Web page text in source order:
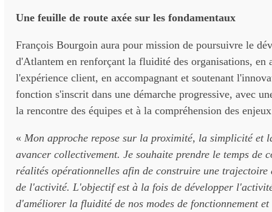
Une feuille de route axée sur les fondamentaux
François Bourgoin aura pour mission de poursuivre le
d'Atlantem en renforçant la fluidité des organisations, en
l'expérience client, en accompagnant et soutenant
fonction s'inscrit dans une démarche progressive, avec
la rencontre des équipes et à la compréhension des
« Mon approche repose sur la proximité, la simplicité et
avancer collectivement. Je souhaite prendre le temps de
réalités opérationnelles afin de construire une trajectoire
de l'activité. L'objectif est à la fois de développer
d'améliorer la fluidité de nos modes de fonctionnement